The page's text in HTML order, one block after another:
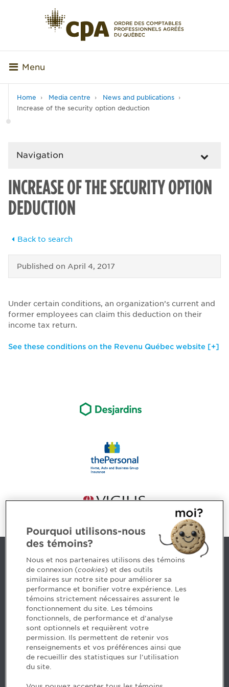
Menu
Home Media centre
News and publications
Increase of the security option deduction
Navigation
INCREASE OF THE SECURITY OPTION
DEDUCTION
Back to search
Published on April 4, 2017
Under certain conditions, an organization’s current and
former employees can claim this deduction on their
income tax return.
See these conditions on the Revenu Québec website [+]
Contact us
5, Place Ville Marie, bureau 800, Montréal (Québec)
H3B 2G2
www.cpaquebec.ca
Questions? Ask our team >
Want to make the Order a part of your career? See
our job offers >
Pourquoi utilisons-nous
des témoins?
Nous et nos partenaires utilisons des témoins
de connexion (cookies) et des outils
similaires sur notre site pour améliorer sa
performance et bonifier votre expérience. Les
témoins strictement nécessaires assurent le
fonctionnement du site. Les témoins
fonctionnels, de performance et d'analyse
sont optionnels et requièrent votre
permission. Ils permettent de retenir vos
renseignements et vos préférences ainsi que
de recueillir des statistiques sur l'utilisation
du site.